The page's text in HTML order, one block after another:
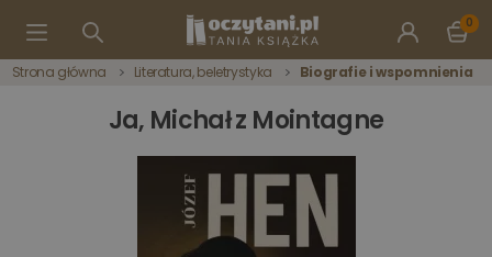
0
Strona główna Literatura, beletrystyka Biografie i wspomnienia
Ja, Michał z Mointagne